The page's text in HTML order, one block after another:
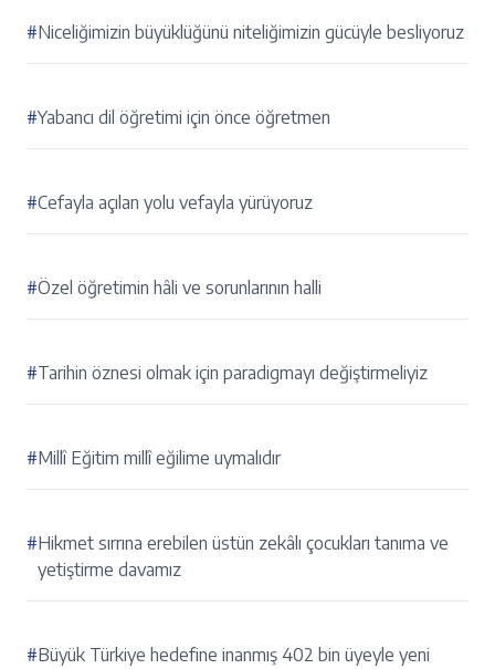
#Niceliğimizin büyüklüğünü niteliğimizin gücüyle besliyoruz
#Yabancı dil öğretimi için önce öğretmen
#Cefayla açılan yolu vefayla yürüyoruz
#Özel öğretimin hâli ve sorunlarının halli
#Tarihin öznesi olmak için paradigmayı değiştirmeliyiz
#Millî Eğitim millî eğilime uymalıdır
#Hikmet sırrına erebilen üstün zekâlı çocukları tanıma ve
yetiştirme davamız
#Büyük Türkiye hedefine inanmış 402 bin üyeyle yeni